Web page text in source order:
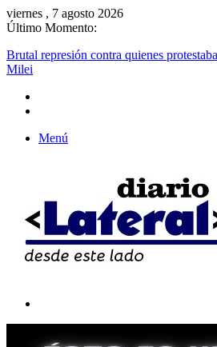
viernes , 7 agosto 2026
Último Momento:
Brutal represión contra quienes
Milei
Menú